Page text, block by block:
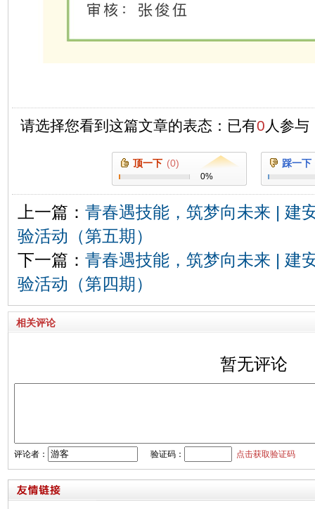
请选择您看到这篇文章的表态：已有0 人参与
顶一下 (0)
0%
踩一下
上一篇： 青春遇技能，筑梦向未来 | 建
验活动（第五期）
下一篇： 青春遇技能，筑梦向未来 | 建
验活动（第四期）
相关评论
暂无评论
评论者： 验证码： 点击获取验证码